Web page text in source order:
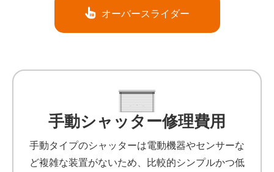
オーバースライダー
手動シャッター修理費用
手動タイプのシャッターは電動機器やセンサーな
ど複雑な装置がないため、比較的シンプルかつ低